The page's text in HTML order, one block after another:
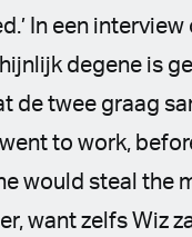
In een
degene is
de twee graag
to work,
would steal the
want zelfs Wiz